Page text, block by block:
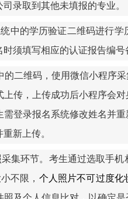
录取到其他未填报的专业。
中的学历验证二维码进行
须填写相应的认证报告编号
二维码，使用微信小程序
传，上传成功后小程序会
登录报名系统修改姓名并
新上传。
集环节。考生通过选取手
不限， 个人照片不可过度化